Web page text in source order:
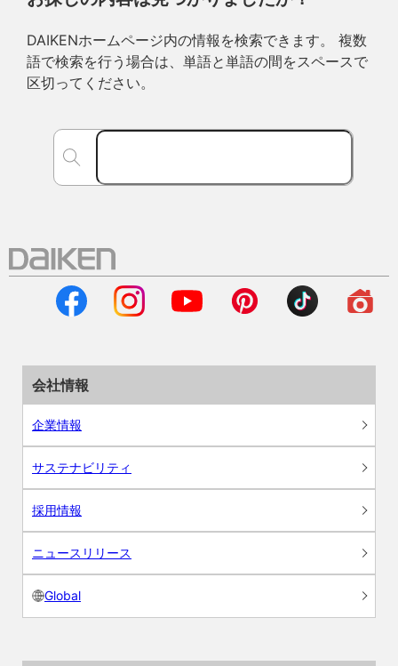
DAIKENホームページ内の情報を検索できます。 複数
語で検索を行う場合は、単語と単語の間をスペースで
区切ってください。
会社情報
企業情報
サステナビリティ
採用情報
ニュースリリース
Global